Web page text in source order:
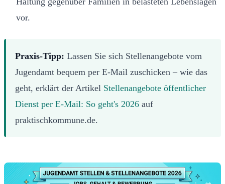
vor.
Praxis-Tipp: Lassen Sie sich Stellenangebote vom
Jugendamt bequem per E-Mail zuschicken – wie das
geht, erklärt der Artikel Stellenangebote öffentlicher
Dienst per E-Mail: So geht's 2026 auf
praktischkommune.de.